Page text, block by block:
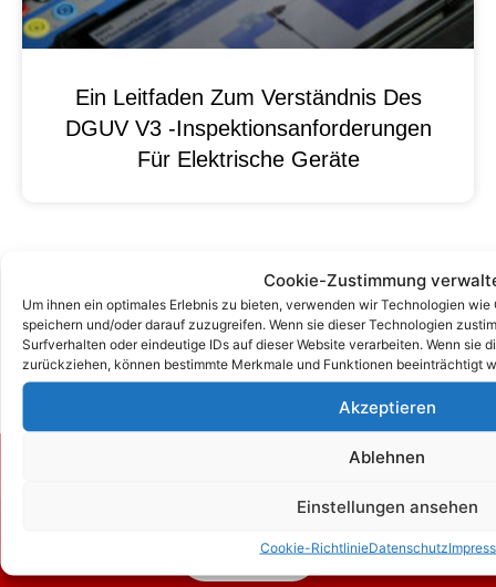
Cookie-Zustimmung
Um ihnen ein optimales Erlebnis zu bieten, verwenden wir Technologien
speichern und/oder darauf zuzugreifen. Wenn sie dieser Technologien
Surfverhalten oder eindeutige IDs auf dieser Website verarbeiten. Wenn sie
zurückziehen, können bestimmte Merkmale und Funktionen beeinträchtigt
Akzeptieren
Ablehnen
Einstellungen ansehen
Cookie-RichtlinieDatenschutz
Ein Leitfaden Zum Verständnis Des
DGUV V3 -Inspektionsanforderungen
Für Elektrische Geräte
Kontakt